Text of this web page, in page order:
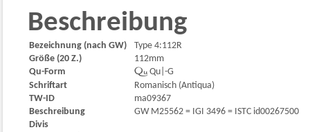
Beschreibung
Bezeichnung (nach GW)
Type 4:112R
Größe (20 Z.)
112mm
Qu-Form
Qu|-G
Schriftart
Romanisch (Antiqua)
TW-ID
ma09367
Beschreibung
GW M25562 = IGI 3496 = ISTC id00267500
Divis